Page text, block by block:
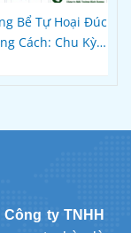
Bể Tự Hoại Đúc
Cách: Chu Kỳ
Sinh Để Không
Công ty TNHH